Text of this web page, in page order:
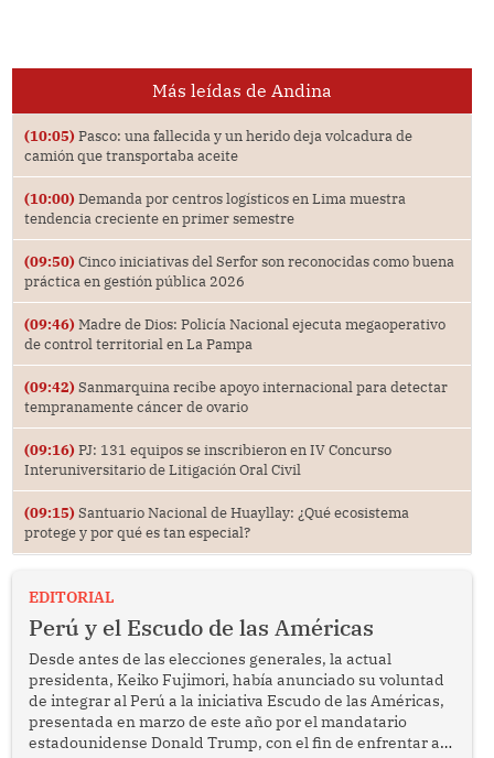
Más leídas de Andina
(10:05) Pasco: una fallecida y un herido deja volcadura de
camión que transportaba aceite
(10:00) Demanda por centros logísticos en Lima muestra
tendencia creciente en primer semestre
(09:50) Cinco iniciativas del Serfor son reconocidas como buena
práctica en gestión pública 2026
(09:46) Madre de Dios: Policía Nacional ejecuta megaoperativo
de control territorial en La Pampa
(09:42) Sanmarquina recibe apoyo internacional para detectar
tempranamente cáncer de ovario
(09:16) PJ: 131 equipos se inscribieron en IV Concurso
Interuniversitario de Litigación Oral Civil
(09:15) Santuario Nacional de Huayllay: ¿Qué ecosistema
protege y por qué es tan especial?
EDITORIAL
Perú y el Escudo de las Américas
Desde antes de las elecciones generales, la actual
presidenta, Keiko Fujimori, había anunciado su voluntad
de integrar al Perú a la iniciativa Escudo de las Américas,
presentada en marzo de este año por el mandatario
estadounidense Donald Trump, con el fin de enfrentar al